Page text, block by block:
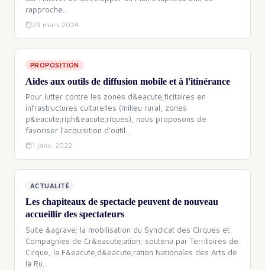
rapproche
29 mars 2024
PROPOSITION
Aides aux outils de diffusion mobile et à l'itinérance
Pour lutter contre les zones d&eacute;ficitaires en
infrastructures culturelles (milieu rural, zones
p&eacute;riph&eacute;riques), nous proposons de
favoriser l'acquisition d'outil
1 janv. 2022
ACTUALITÉ
Les chapiteaux de spectacle peuvent de nouveau
accueillir des spectateurs
Suite &agrave; la mobilisation du Syndicat des Cirques et
Compagnies de Cr&eacute;ation, soutenu par Territoires de
Cirque, la F&eacute;d&eacute;ration Nationales des Arts de
la Ru